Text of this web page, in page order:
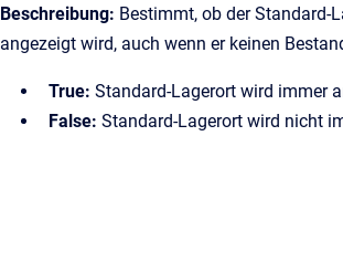
Beschreibung: Bestimmt, ob der Standard-
angezeigt wird, auch wenn er keinen
True: Standard-Lagerort wird immer
False: Standard-Lagerort wird nicht